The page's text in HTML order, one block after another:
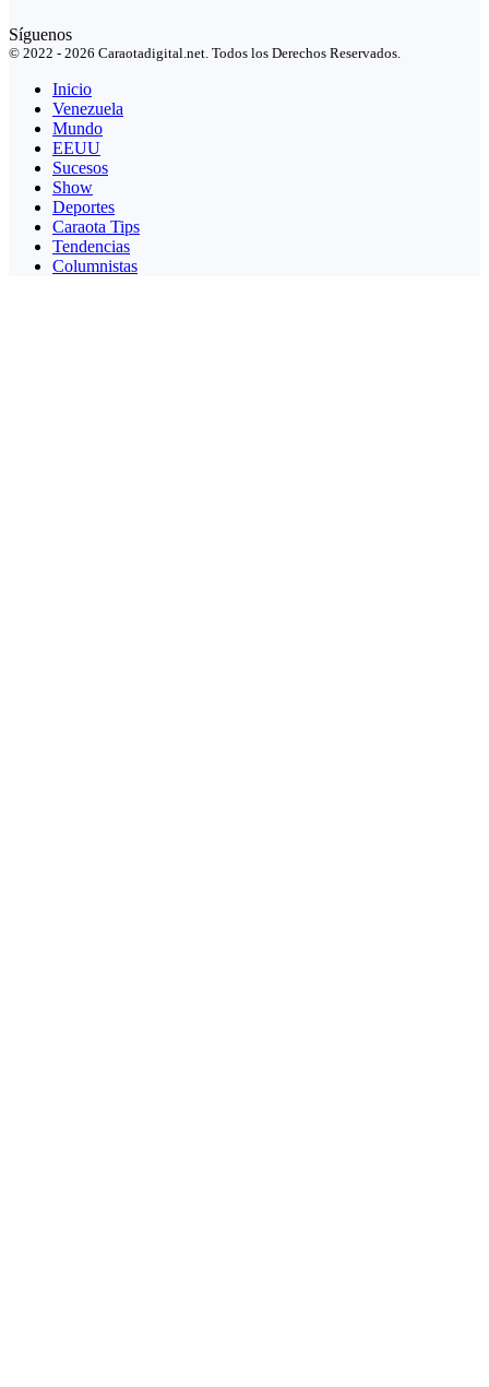
Síguenos
© 2022 - 2026 Caraotadigital.net. Todos los Derechos Reservados.
Inicio
Venezuela
Mundo
EEUU
Sucesos
Show
Deportes
Caraota Tips
Tendencias
Columnistas